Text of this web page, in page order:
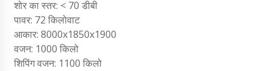
शोर का स्तर: < 70 डीबी
पावर: 72 किलोवाट
आकार: 8000x1850x1900
वजन: 1000 किलो
शिपिंग वजन: 1100 किलो